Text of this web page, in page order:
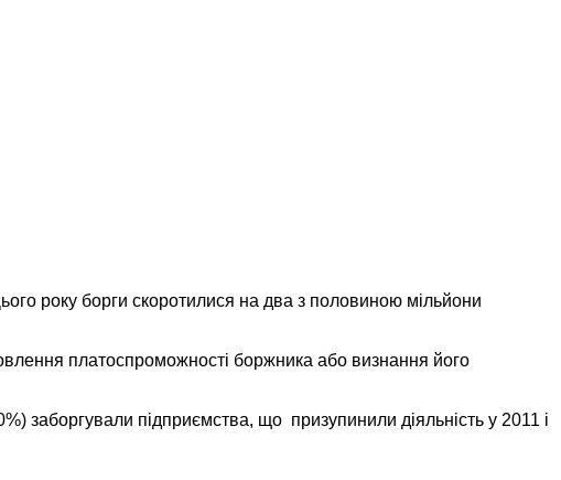
року борги скоротилися на два з половиною мільйони
платоспроможності боржника або визнання його
заборгували підприємства, що призупинили діяльність у 2011 і